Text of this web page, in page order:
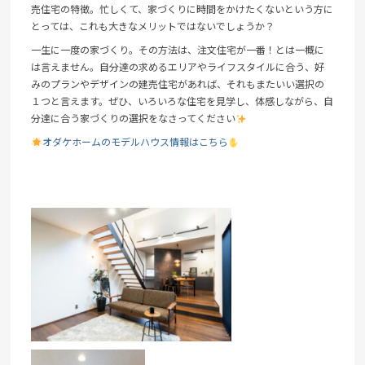
売住宅の特徴。忙しくて、家づくりに時間をかけたくないという方に
とっては、これも大きなメリットではないでしょうか？
一生に一度の家づくり。その方法は、注文住宅が一番！とは一概に
は言えません。自分達の求めるエリアやライフスタイルに合う、好
みのプランやデザインの建売住宅があれば、それもまたいい選択の
１つと言えます。ぜひ、いろいろな住宅を見学し、体感しながら、自
分達に合う家づくりの選択をなさってください
オダケホームのモデルハウス情報はこちら